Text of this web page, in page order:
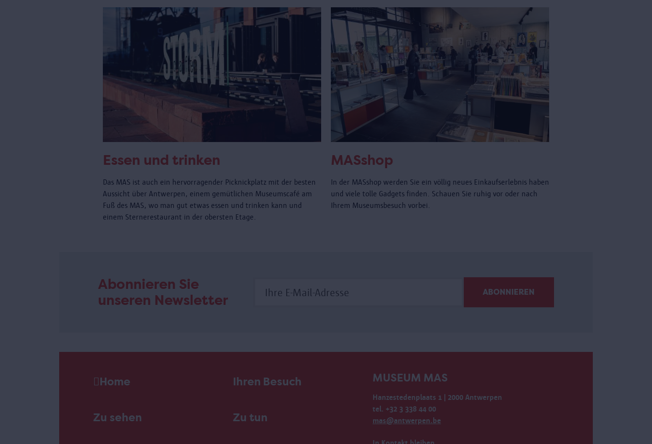
Essen und trinken
Das MAS ist auch ein hervorragender Picknickplatz mit der besten
Aussicht über Antwerpen, einem gemütlichen Museumscafé am
Fuß des MAS, wo man gut etwas essen und trinken kann und
einem Sternerestaurant in der obersten Etage.
MASshop
In der MASshop werden Sie ein völlig neues Einkaufserlebnis haben
und viele tolle Gadgets finden. Schauen Sie ruhig vor oder nach
Ihrem Museumsbesuch vorbei.
Abonnieren Sie
unseren Newsletter
Home Ihren Besuch
Zu sehen Zu tun
MUSEUM MAS
Hanzestedenplaats 1 | 2000 Antwerpen
tel. +32 3 338 44 00
mas@antwerpen.be